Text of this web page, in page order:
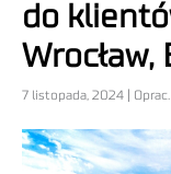
do
7 listopada, 2024 | Oprac.